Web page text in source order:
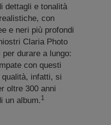
dettagli e tonalità
con
e neri più profondi
Claria Photo
durare a lungo:
con questi
infatti, si
oltre 300 anni
un album. 1